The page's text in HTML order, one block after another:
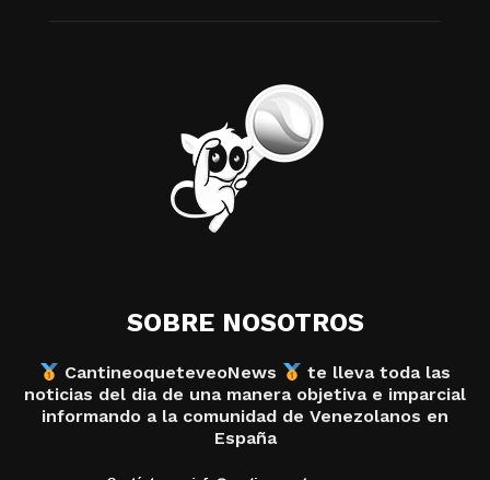
SOBRE NOSOTROS
CantineoqueteveoNews
te lleva toda las
noticias del dia de una manera objetiva e imparcial
informando a la comunidad de Venezolanos en
España